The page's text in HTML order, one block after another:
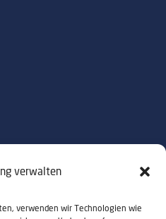
verwalten
verwenden wir Technologien wie